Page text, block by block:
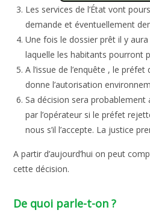
Les services de l’État vont
demande et éventuellement
Une fois le dossier prêt il y
laquelle les habitants pourront
A l’issue de l’enquête , le
donne l’autorisation
Sa décision sera
par l’opérateur si le préfet
nous s’il l’accepte. La justice
A partir d’aujourd’hui on peut
cette décision.
De quoi parle-t-on ?